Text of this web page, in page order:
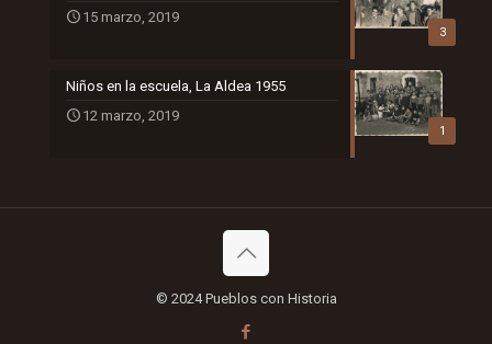
3
15 marzo, 2019
1
Niños en la escuela, La Aldea 1955
12 marzo, 2019
© 2024 Pueblos con Historia